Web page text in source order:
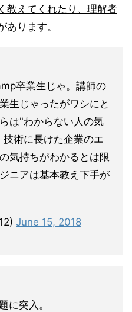
教えてくれたり、理解者
あります。
卒業生じゃ。講師の
生じゃったがワシにと
は"わからない人の気
術に長けた企業のエ
気持ちがわかるとは限
ニアは基本教え下手が
June 15, 2018
に突入。